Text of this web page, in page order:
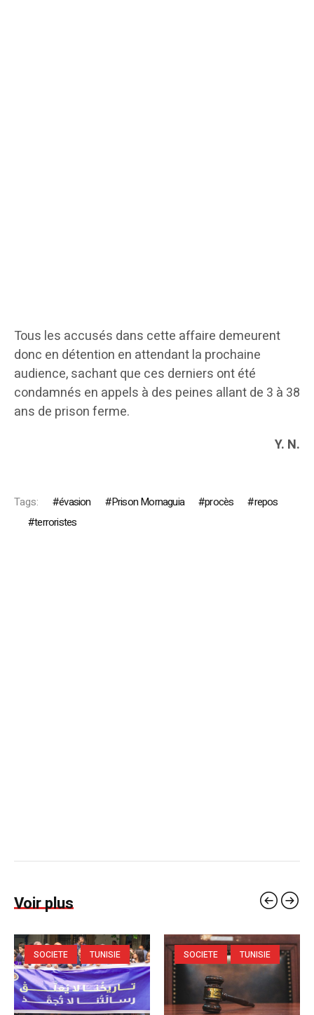
Tous les accusés dans cette affaire demeurent
donc en détention en attendant la prochaine
audience, sachant que ces derniers ont été
condamnés en appels à des peines allant de 3 à 38
ans de prison ferme.
Y. N.
Tags: évasion Prison Mornaguia procès
repos
terroristes
Voir plus
SOCIETE TUNISIE SOCIETE TUNISIE